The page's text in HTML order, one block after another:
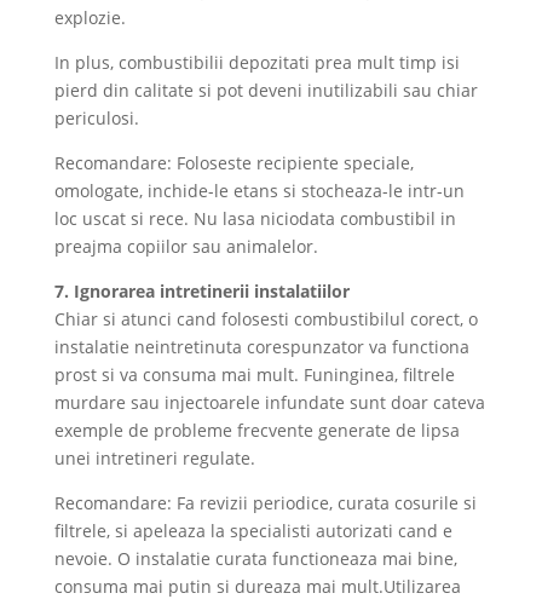
explozie.
In plus, combustibilii depozitati prea mult timp isi
pierd din calitate si pot deveni inutilizabili sau chiar
periculosi.
Recomandare: Foloseste recipiente speciale,
omologate, inchide-le etans si stocheaza-le intr-un
loc uscat si rece. Nu lasa niciodata combustibil in
preajma copiilor sau animalelor.
7. Ignorarea intretinerii instalatiilor
Chiar si atunci cand folosesti combustibilul corect, o
instalatie neintretinuta corespunzator va functiona
prost si va consuma mai mult. Funinginea, filtrele
murdare sau injectoarele infundate sunt doar cateva
exemple de probleme frecvente generate de lipsa
unei intretineri regulate.
Recomandare: Fa revizii periodice, curata cosurile si
filtrele, si apeleaza la specialisti autorizati cand e
nevoie. O instalatie curata functioneaza mai bine,
consuma mai putin si dureaza mai mult.Utilizarea